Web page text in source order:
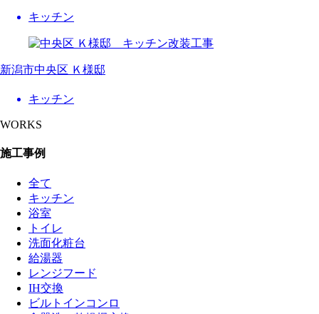
キッチン
新潟市中央区 Ｋ様邸
キッチン
WORKS
施工事例
全て
キッチン
浴室
トイレ
洗面化粧台
給湯器
レンジフード
IH交換
ビルトインコンロ